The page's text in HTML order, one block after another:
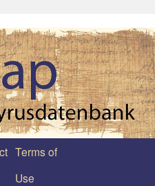
Terms of
Use